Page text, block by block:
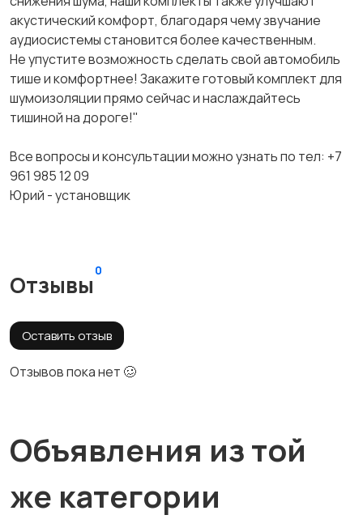
акустический комфорт, благодаря чему звучание
аудиосистемы становится более качественным.
Не упустите возможность сделать свой автомобиль
тише и комфортнее! Закажите готовый комплект для
шумоизоляции прямо сейчас и наслаждайтесь
тишиной на дороге!"
Все вопросы и консультации можно узнать по тел: +7
961 985 12 09
Юрий - установщик
Отзывы
0
Оставить отзыв
Отзывов пока нет 🥴
Объявления из той
же категории